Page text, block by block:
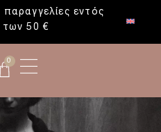
εντός
50 €
0